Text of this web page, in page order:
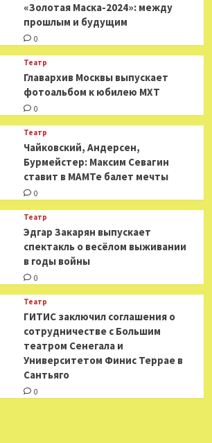
«Золотая Маска-2024»: между
прошлым и будущим
0
Театр
​​Главархив Москвы выпускает
фотоальбом к юбилею МХТ
0
Театр
​​Чайковский, Андерсен,
Бурмейстер: Максим Севагин
ставит в МАМТе балет мечты
0
Театр
Эдгар Закарян выпускает
спектакль о весёлом выживании
в годы войны
0
Театр
ГИТИС заключил соглашения о
сотрудничестве с Большим
театром Сенегала и
Университетом Финис Террае в
Сантьяго
0